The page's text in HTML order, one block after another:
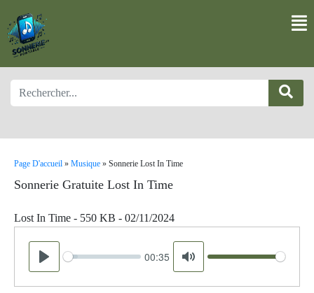
Page D'accueil » Musique » Sonnerie Lost In Time
Sonnerie Gratuite Lost In Time
Lost In Time - 550 KB - 02/11/2024
Play
Seek 00:35
Mute
Volume